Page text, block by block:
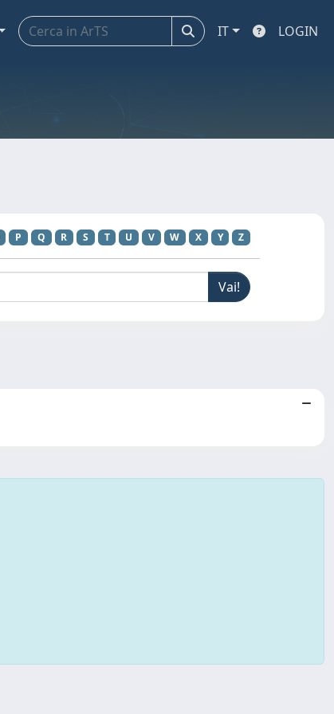
IT LOGIN
P Q R S T U V W X Y Z